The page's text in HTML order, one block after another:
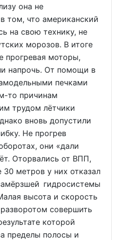
она не
том, что американский
на свою технику, не
морозов. В итоге
прогревая моторы,
напрочь. От помощи в
печками
то причинам
трудом лётчики
вновь допустили
Не прогрев
они «дали
Оторвались от ВПП,
30 метров у них отказал
гидросистемы
высота и скорость
совершить
которой
пределы полосы и